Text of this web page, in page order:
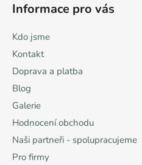
Informace pro vás
Kdo jsme
Kontakt
Doprava a platba
Blog
Galerie
Hodnocení obchodu
Naši partneři - spolupracujeme
Pro firmy